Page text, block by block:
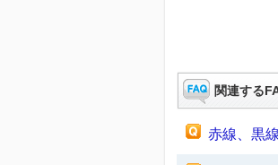
関連する
赤線、黒